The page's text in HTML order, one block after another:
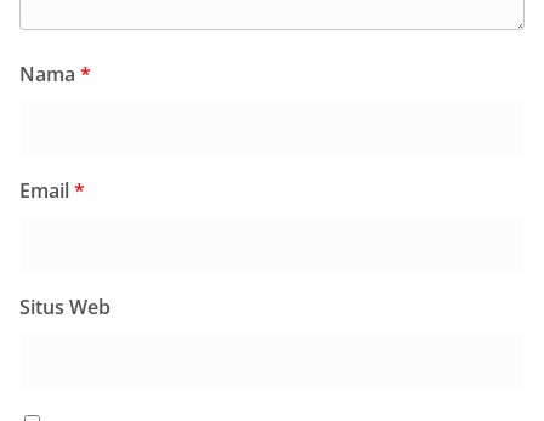
Nama *
Email*
Situs Web